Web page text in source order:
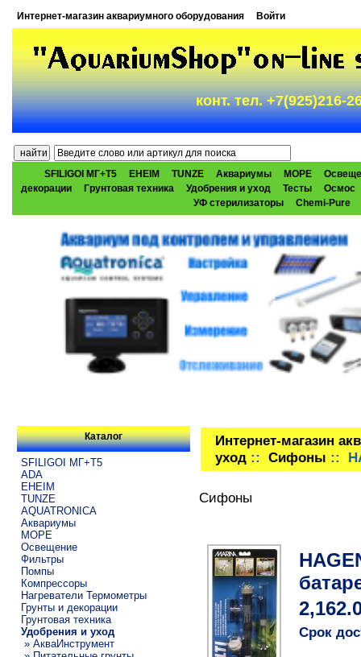
Интернет-магазин аквариумного оборудования Войти
конт. тел. +7(925)216-
SFILIGOI МГ+Т5 EHEIM TUNZE Аквариумы МОРЕ
декорации
Грунтовая техника Удобрения и уход Тесты
Осмос
УФ стерилизаторы
Chemi-Pure
Каталог
SFILIGOI МГ+Т5
ADA
EHEIM
TUNZE
AQUATRONICA
Аквариумы
МОРЕ
Освещение
Фильтры
Помпы
Компрессоры
Нагреватели Термометры
Грунты и декорации
Грунтовая техника
Удобрения и уход
» АкваИнструмент
Интернет-магазин
уход:: Сифоны ::
Сифоны
Срок